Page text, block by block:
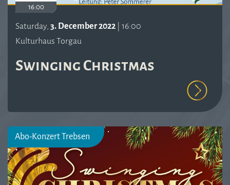
16:00
Saturday, 3. December 2022 | 16:00
Kulturhaus Torgau
Swinging Christmas
Abo-Konzert Trebsen